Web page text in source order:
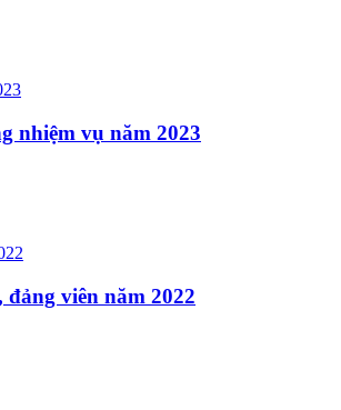
nhiệm vụ năm 2023
viên năm 2022